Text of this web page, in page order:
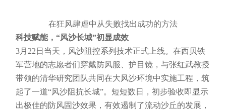
在狂风肆虐中从失败找出成功的方法
科技赋能，“风沙长城”初显成效
3月22日当天，风沙阻控系列技术正式上线。在西贝铁
军营地的志愿者们穿戴防风服、护目镜，与张红武教授
带领的清华研究团队共同在大风沙环境中实施工程，筑
起了一道“风沙阻抗长城”。短短数日，初步验收即显示
出极佳的防风固沙效果，有效遏制了流动沙丘的发展，